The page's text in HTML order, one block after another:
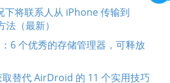
下将联系人从 iPhone 传输到
（最新）
6 个优秀的存储管理器，可释放
替代 AirDroid 的 11 个实用技巧